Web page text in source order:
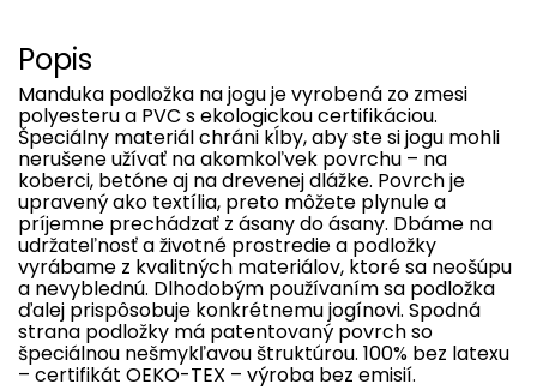
Popis
Manduka podložka najoguje vyrobená zo zmesi
polyesterua PVC sekologickoucertifikáciou.
Špeciálny materiál chráni kĺby, aby ste si jogu mohli
nerušene užívať na akomkoľvek povrchu – na
koberci, betóne aj na drevenej dlážke. Povrch je
upravený ako textília, preto môžete plynule a
príjemne prechádzať z ásany do ásany. Dbáme na
udržateľnosť a životné prostredie a podložky
vyrábame z kvalitných materiálov, ktoré sa neošúpu
a nevyblednú. Dlhodobým používaním sa podložka
ďalej prispôsobuje konkrétnemu jogínovi. Spodná
strana podložky má patentovaný povrch so
špeciálnou nešmykľavou štruktúrou. 100% bez latexu
– certifikát OEKO-TEX – výroba bez emisií.